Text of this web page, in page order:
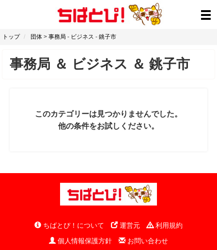
トップ 団体 > 事務局 - ビジネス - 銚子市
事務局 ＆ ビジネス ＆ 銚子市
このカテゴリーは見つかりませんでした。
他の条件をお試しください。
ちばとぴ！について 運営元
利用規約
個人情報保護方針
お問い合わせ